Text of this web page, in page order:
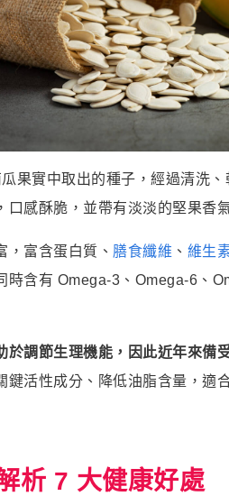
果實中取出的種子，經過清洗
感酥脆，並帶有淡淡的堅果香
，富含蛋白質、 膳食纖維 、 維生
時含有 Omega-3、Omega-6、
調節生理機能，因此近年來備
活性成分、降低油脂含量，適
析 7 大健康好處